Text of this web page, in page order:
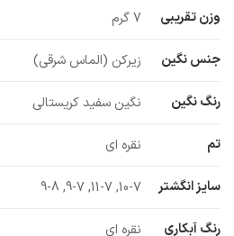
وزن تقریبی 7 گرم
جنس نگین زیرکن (الماس شرقی)
رنگ نگین نگین سفید کریستالی
تم نقره ای
سایز انگشتر 10-7, 11-7, 9-7, 9-8
رنگ آبکاری نقره ای